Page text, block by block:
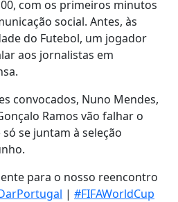
com os primeiros minutos
social. Antes, às
do Futebol, um jogador
aos jornalistas em
convocados, Nuno Mendes,
Ramos vão falhar o
se juntam à seleção
para o nosso reencontro
| #FIFAWorldCup